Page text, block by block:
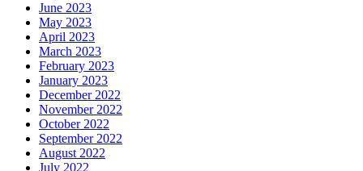
June 2023
May 2023
April 2023
March 2023
February 2023
January 2023
December 2022
November 2022
October 2022
September 2022
August 2022
July 2022